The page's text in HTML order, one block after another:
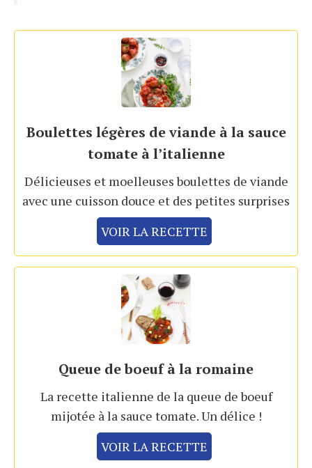
Boulettes légères de viande à la sauce
tomate à l’italienne
Délicieuses et moelleuses boulettes de viande
avec une cuisson douce et des petites surprises
VOIR LA RECETTE
Queue de boeuf à la romaine
La recette italienne de la queue de boeuf
mijotée à la sauce tomate. Un délice !
VOIR LA RECETTE